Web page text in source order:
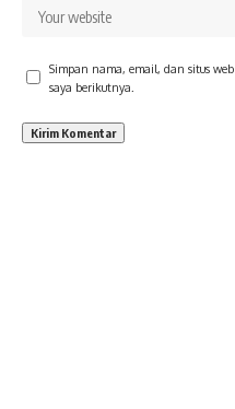
Simpan nama, email, dan situs
saya berikutnya.